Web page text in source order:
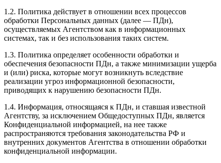
1.2. Политика действует в отношении всех процессов
обработки Персональных данных (далее — ПДн),
осуществляемых Агентством как в информационных
системах, так и без использования таких систем.
1.3. Политика определяет особенности обработки и
обеспечения безопасности ПДн, а также минимизации ущерба
и (или) риска, которые могут возникнуть вследствие
реализации угроз информационной безопасности,
приводящих к нарушению безопасности ПДн.
1.4. Информация, относящаяся к ПДн, и ставшая известной
Агентству, за исключением Общедоступных ПДн, является
Конфиденциальной информацией, на нее также
распространяются требования законодательства РФ и
внутренних документов Агентства в отношении обработки
конфиденциальной информации.